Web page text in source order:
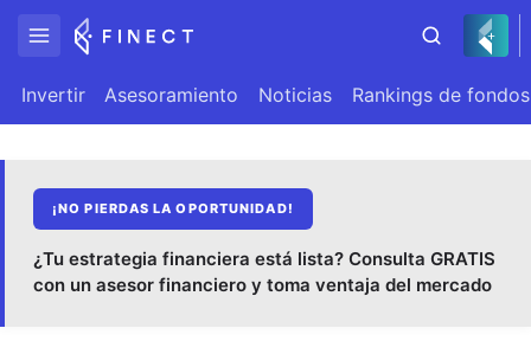
Invertir Asesoramiento Noticias Rankings de fondos
¡NO PIERDAS LA OPORTUNIDAD!
¿Tu estrategia financiera está lista? Consulta GRATIS
con un asesor financiero y toma ventaja del mercado